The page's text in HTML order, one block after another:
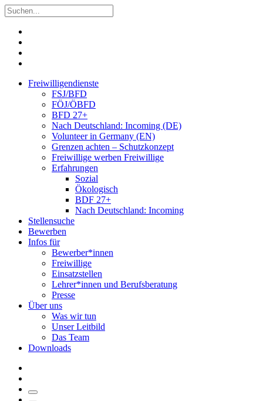
Freiwilligendienste
FSJ/BFD
FÖJ/ÖBFD
BFD 27+
Nach Deutschland: Incoming (DE)
Volunteer in Germany (EN)
Grenzen achten – Schutzkonzept
Freiwillige werben Freiwillige
Erfahrungen
Sozial
Ökologisch
BDF 27+
Nach Deutschland: Incoming
Stellensuche
Bewerben
Infos für
Bewerber*innen
Freiwillige
Einsatzstellen
Lehrer*innen und Berufsberatung
Presse
Über uns
Was wir tun
Unser Leitbild
Das Team
Downloads